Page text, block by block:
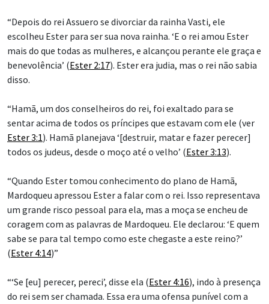
“Depois do rei Assuero se divorciar da rainha Vasti, ele
escolheu Ester para ser sua nova rainha. ‘E o rei amou Ester
mais do que todas as mulheres, e alcançou perante ele graça e
benevolência’ (Ester 2:17). Ester era judia, mas o rei não sabia
disso.
“Hamã, um dos conselheiros do rei, foi exaltado para se
sentar acima de todos os príncipes que estavam com ele (ver
Ester 3:1). Hamã planejava ‘[destruir, matar e fazer perecer]
todos os judeus, desde o moço até o velho’ (Ester 3:13).
“Quando Ester tomou conhecimento do plano de Hamã,
Mardoqueu apressou Ester a falar com o rei. Isso representava
um grande risco pessoal para ela, mas a moça se encheu de
coragem com as palavras de Mardoqueu. Ele declarou: ‘E quem
sabe se para tal tempo como este chegaste a este reino?’
(Ester 4:14)”
“‘Se [eu] perecer, pereci’, disse ela (Ester 4:16), indo à presença
do rei sem ser chamada. Essa era uma ofensa punível com a